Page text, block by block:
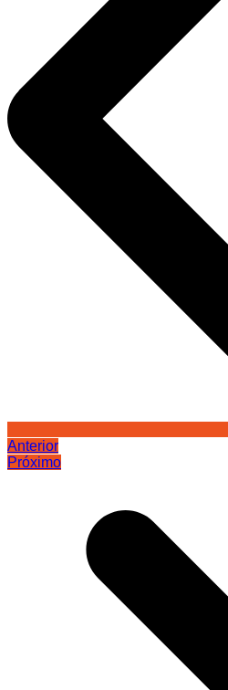
Anterior
Próximo